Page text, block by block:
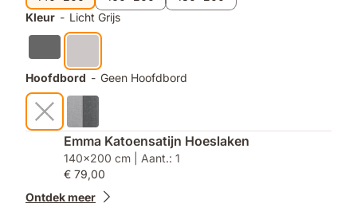
Kleur - Licht Grijs
Hoofdbord - Geen Hoofdbord
Emma Katoensatijn Hoeslaken
140x200 cm | Aant.: 1
€ 79,00
Ontdek meer